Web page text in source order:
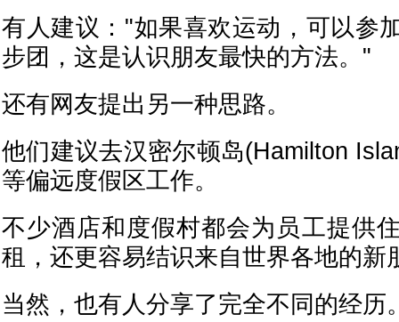
有人建议："如果喜欢运动，可以参
步团，这是认识朋友最快的方法。"
还有网友提出另一种思路。
他们建议去汉密尔顿岛(Hamilton
等偏远度假区工作。
不少酒店和度假村都会为员工提供
租，还更容易结识来自世界各地的新
当然，也有人分享了完全不同的经历